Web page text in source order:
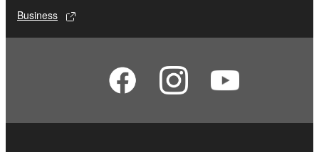
Business